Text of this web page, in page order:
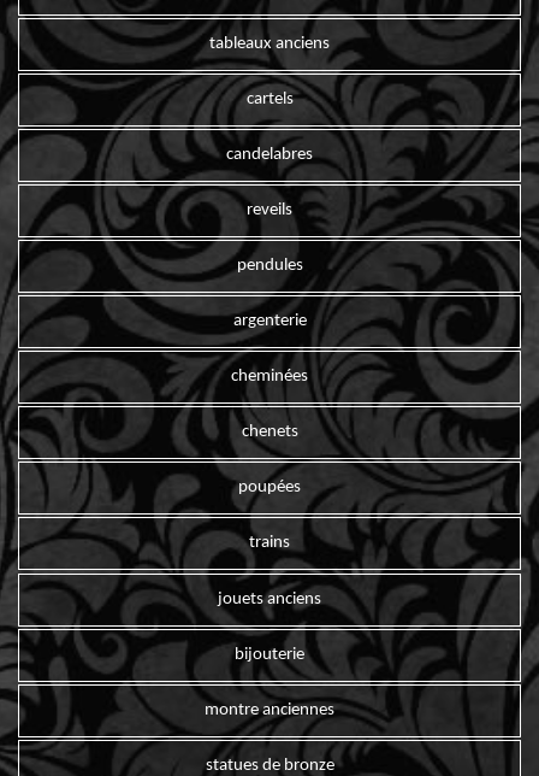
tableaux anciens
cartels
candelabres
reveils
pendules
argenterie
cheminées
chenets
poupées
trains
jouets anciens
bijouterie
montre anciennes
statues de bronze